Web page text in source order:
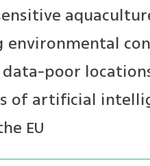
environmental
poor
of artificial
EU